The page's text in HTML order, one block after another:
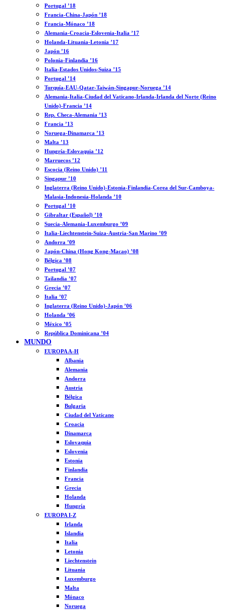
Portugal ’18
Francia-China-Japón ’18
Francia-Mónaco ’18
Alemania-Croacia-Eslovenia-Italia ’17
Holanda-Lituania-Letonia ’17
Japón ’16
Polonia-Finlandia ’16
Italia-Estados Unidos-Suiza ’15
Portugal ’14
Turquía-EAU-Qatar-Taiwán-Singapur-Noruega ’14
Alemania-Italia-Ciudad del Vaticano-Irlanda-Irlanda del Norte (Reino
Unido)-Francia ’14
Rep. Checa-Alemania ’13
Francia ’13
Noruega-Dinamarca ’13
Malta ’13
Hungría-Eslovaquia ’12
Marruecos ’12
Escocia (Reino Unido) ’11
Singapur ’10
Inglaterra (Reino Unido)-Estonia-Finlandia-Corea del Sur-Camboya-
Malasia-Indonesia-Holanda ’10
Portugal ’10
Gibraltar (Español) ’10
Suecia-Alemania-Luxemburgo ’09
Italia-Liechtenstein-Suiza-Austria-San Marino ’09
Andorra ’09
Japón-China (Hong Kong-Macao) ’08
Bélgica ’08
Portugal ’07
Tailandia ’07
Grecia ’07
Italia ’07
Inglaterra (Reino Unido)-Japón ’06
Holanda ’06
México ’05
República Dominicana ’04
MUNDO
EUROPA A-H
Albania
Alemania
Andorra
Austria
Bélgica
Bulgaria
Ciudad del Vaticano
Croacia
Dinamarca
Eslovaquia
Eslovenia
Estonia
Finlandia
Francia
Grecia
Holanda
Hungría
EUROPA I-Z
Irlanda
Islandia
Italia
Letonia
Liechtenstein
Lituania
Luxemburgo
Malta
Mónaco
Noruega